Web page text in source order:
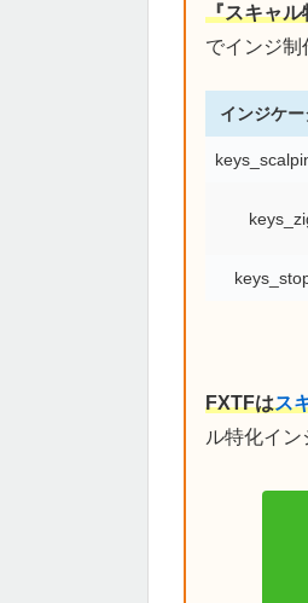
『スキャル
でインジ制
インジケ
FXTFはス
ル特化イン